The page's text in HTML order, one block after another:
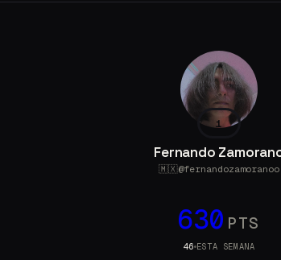
1
Fernando
🇲🇽@fernandozamoranoo
630 PTS
46 ESTA SEMANA